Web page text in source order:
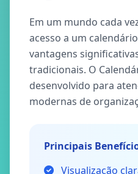
Em um mundo cada
acesso a um
vantagens
tradicionais. O
desenvolvido para
modernas de
Principais
Visualização